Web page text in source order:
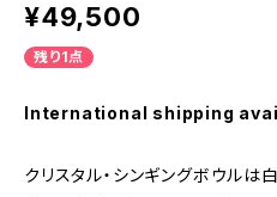
¥49,500
残り1点
International shipping
クリスタル・シンギングボウルは